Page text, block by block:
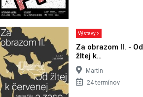
Výstavy >
Za obrazom II. - Od
žltej k…
Martin
24 termínov